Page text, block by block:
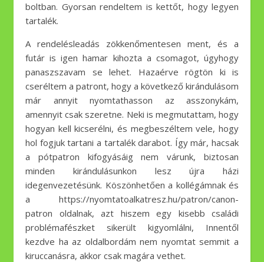
boltban. Gyorsan rendeltem is kettőt, hogy legyen
tartalék.
A rendelésleadás zökkenőmentesen ment, és a
futár is igen hamar kihozta a csomagot, úgyhogy
panaszszavam se lehet. Hazaérve rögtön ki is
cseréltem a patront, hogy a következő kirándulásom
már annyit nyomtathasson az asszonykám,
amennyit csak szeretne. Neki is megmutattam, hogy
hogyan kell kicserélni, és megbeszéltem vele, hogy
hol fogjuk tartani a tartalék darabot. Így már, hacsak
a pótpatron kifogyásáig nem várunk, biztosan
minden kirándulásunkon lesz újra házi
idegenvezetésünk. Köszönhetően a kollégámnak és
a https://nyomtatoalkatresz.hu/patron/canon-
patron oldalnak, azt hiszem egy kisebb családi
problémafészket sikerült kigyomlálni, Innentől
kezdve ha az oldalbordám nem nyomtat semmit a
kiruccanásra, akkor csak magára vethet.